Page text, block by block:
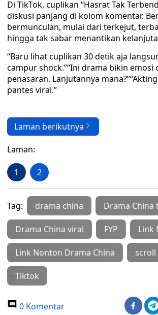
Di TikTok, cuplikan “Hasrat Tak
diskusi panjang di kolom komentar.
bermunculan, mulai dari terkejut,
hingga tak sabar menantikan
“Baru lihat cuplikan 30 detik aja
campur shock.”“Ini drama bikin emosi
penasaran. Lanjutannya
pantes viral.”
Laman berikutnya
Laman:
1 2
Tag: drama china Drama China
Drama China viral FYP Link
Link Nonton Drama China scroll
Tiktok
0 Komentar